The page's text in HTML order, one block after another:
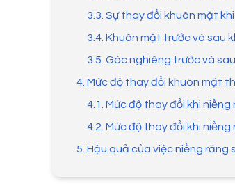
3.3. Sự thay đổi khuôn mặt
3.4. Khuôn mặt trước và sau
3.5. Góc nghiêng trước và
4. Mức độ thay đổi khuôn mặt
4.1. Mức độ thay đổi khi niềng
4.2. Mức độ thay đổi khi niềng
5. Hậu quả của việc niềng